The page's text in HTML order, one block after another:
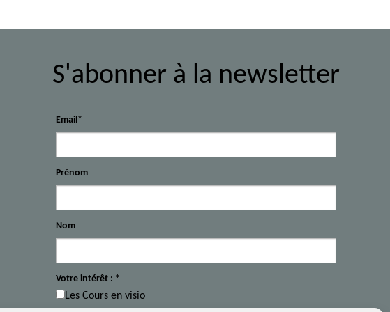
S'abonner à la newsletter
Email*
Prénom
Nom
Votre intérêt : *
Les Cours en visio